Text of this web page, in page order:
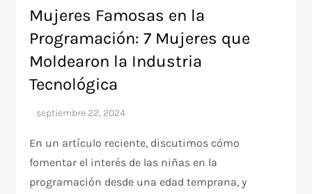
Mujeres Famosas en la
Programación: 7 Mujeres que
Moldearon la Industria
Tecnológica
En un artículo reciente, discutimos cómo
fomentar el interés de las niñas en la
programación desde una edad temprana, y